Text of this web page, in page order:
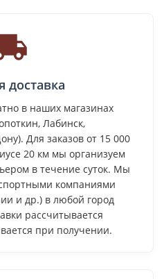
доставка
в наших магазинах
Лабинск,
Для заказов от 15 000
20 км мы организуем
в течение суток. Мы
компаниями
и др.) в любой город
рассчитывается
при получении.